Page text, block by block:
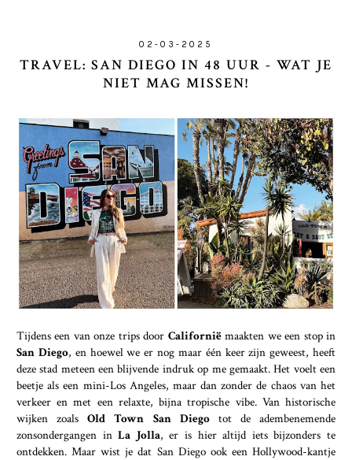
02-03-2025
TRAVEL: SAN DIEGO IN 48 UUR - WAT JE
NIET MAG MISSEN!
Tijdens een van onze trips door Californiëmaakten we een stop in
San Diego, en hoewel we er nog maar één keer zijn geweest, heeft
deze stad meteen een blijvende indruk op me gemaakt. Het voelt een
beetje als een mini-Los Angeles, maar dan zonder de chaos van het
verkeer en met een relaxte, bijna tropische vibe. Van historische
wijken zoalsOld Town San Diegotot de adembenemende
zonsondergangen inLa Jolla, er is hier altijd iets bijzonders te
ontdekken. Maar wist je dat San Diego ook een Hollywood-kantje